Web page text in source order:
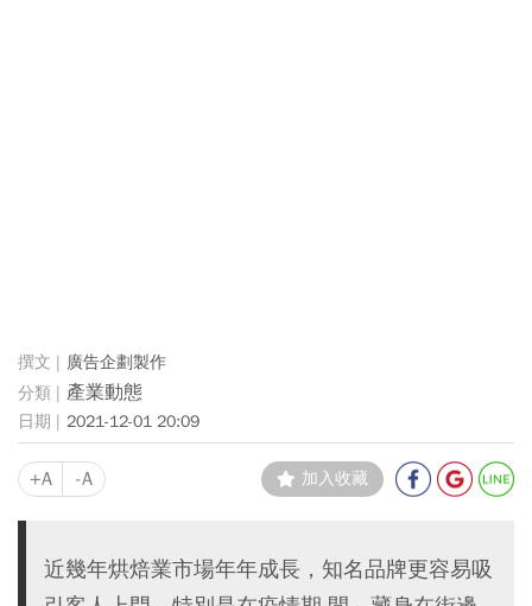
廣告企劃製作
產業動態
2021-12-01 20:09
+A -A 加入收藏
近幾年烘焙業市場年年成長，知名品牌更容易吸